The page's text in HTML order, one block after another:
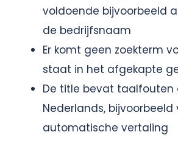
voldoende bijvoorbeeld
de bedrijfsnaam
Er komt geen zoekterm
staat in het afgekapte
De title bevat
Nederlands,
automatische vertaling